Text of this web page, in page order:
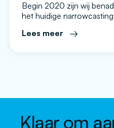
Begin 2020 zijn wij
het huidige
interne organisatie. Op
Lees meer
Klaar om